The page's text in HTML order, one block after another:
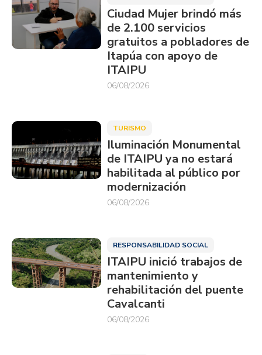
Ciudad Mujer brindó más
de 2.100 servicios
gratuitos a pobladores de
Itapúa con apoyo de
ITAIPU
06/08/2026
TURISMO
Iluminación Monumental
de ITAIPU ya no estará
habilitada al público por
modernización
06/08/2026
RESPONSABILIDAD SOCIAL
ITAIPU inició trabajos de
mantenimiento y
rehabilitación del puente
Cavalcanti
06/08/2026